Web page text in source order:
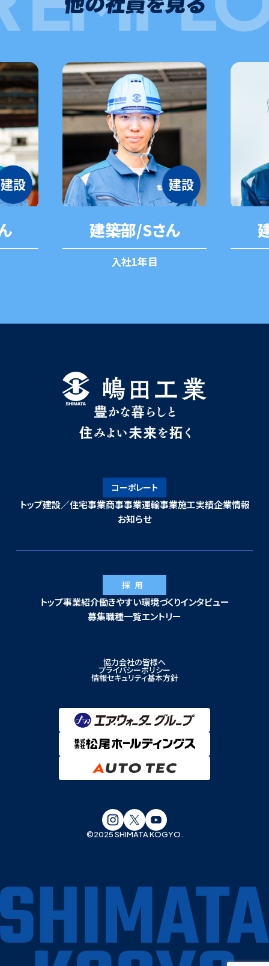
建設 建設
建築部/Sさん
入社3年目
コーポレート
トップ建設／住宅事業商事事業運輸事業施工実績企業情報
お知らせ
採用
トップ事業紹介働きやすい環境づくりインタビュー
募集職種一覧エントリー
協力会社の皆様へ
プライバシーポリシー
情報セキュリティ基本方針
©︎2025 SHIMATA KOGYO.